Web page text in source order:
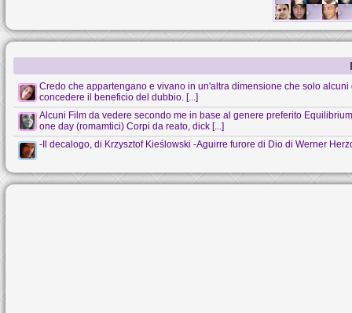
Credo che appartengano e vivano in un'altra dimensione che solo
concedere il beneficio del dubbio. [...]
Alcuni Film da vedere secondo me in base al genere preferito
one day (romamtici) Corpi da reato, dick [...]
-Il decalogo, di Krzysztof Kieślowski -Aguirre furore di Dio di Werner